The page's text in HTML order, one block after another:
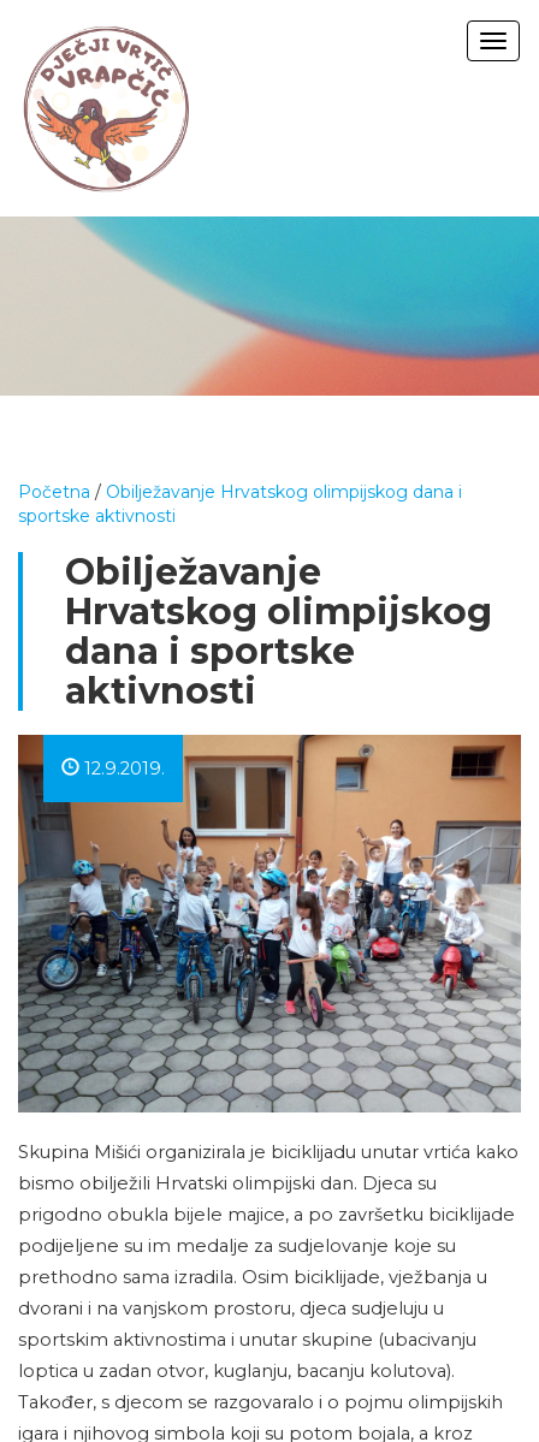
Početna / Obilježavanje Hrvatskog olimpijskog dana i
sportske aktivnosti
Obilježavanje
Hrvatskog olimpijskog
dana i sportske
aktivnosti
12.9.2019.
Skupina Mišići organizirala je biciklijadu unutar vrtića kako
bismo obilježili Hrvatski olimpijski dan. Djeca su
prigodno obukla bijele majice, a po završetku biciklijade
podijeljene su im medalje za sudjelovanje koje su
prethodno sama izradila. Osim biciklijade, vježbanja u
dvorani i na vanjskom prostoru, djeca sudjeluju u
sportskim aktivnostima i unutar skupine (ubacivanju
loptica u zadan otvor, kuglanju, bacanju kolutova).
Također, s djecom se razgovaralo i o pojmu olimpijskih
igara i njihovog simbola koji su potom bojala, a kroz